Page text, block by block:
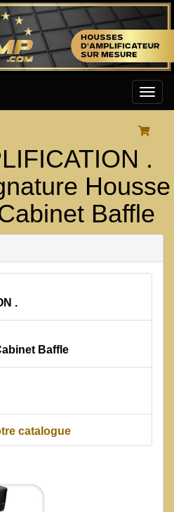
.
Housse
Baffle
.
Baffle
catalogue